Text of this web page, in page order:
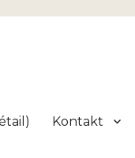
Kontakt